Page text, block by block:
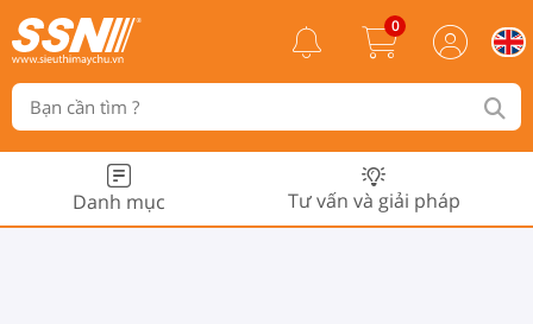
0
Danh mục Tư vấn và giải pháp